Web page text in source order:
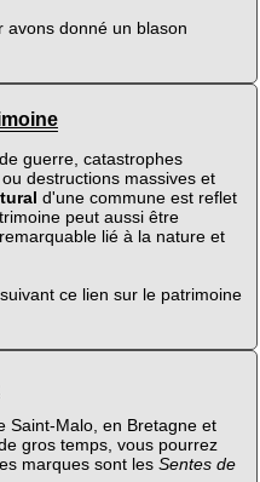
avons donné un blason
guerre, catastrophes
destructions massives et
d'une commune est reflet
peut aussi être
lié à la nature et
ce lien sur le patrimoine
Saint-Malo, en Bretagne et
gros temps, vous pourrez
marques sont les Sentes de